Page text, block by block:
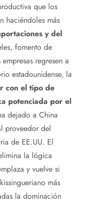
que los
haciéndoles más
y del
fomento de
regresen a
estadounidense, la
con el tipo de
potenciada por el
dejado a China
proveedor del
de EE.UU. El
la lógica
y vuelve si
más
la dominación